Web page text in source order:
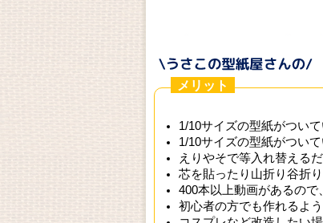
メリット
1/10サイズの型紙がついて
1/10サイズの型紙がついて
えりやそで等入れ替える
芯を貼ったり山折り谷折
400本以上動画があるの
初心者の方でも作れるよ